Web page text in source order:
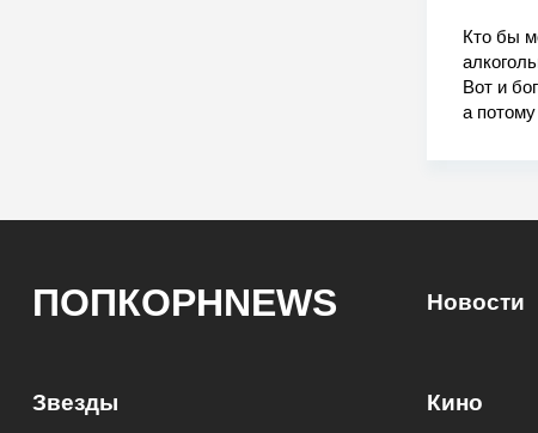
Кто бы
Вот и
а
ПОПКОРНNEWS Новости
Звезды Кино